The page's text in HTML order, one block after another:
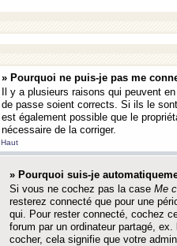
» Pourquoi ne puis-je pas me
Il y a plusieurs raisons qui peuvent
de passe soient corrects. Si ils le
est également possible que le
nécessaire de la corriger.
Haut
» Pourquoi suis-je
Si vous ne cochez pas la case Me
resterez connecté que pour une
qui. Pour rester connecté, cochez
forum par un ordinateur partagé,
cocher, cela signifie que votre